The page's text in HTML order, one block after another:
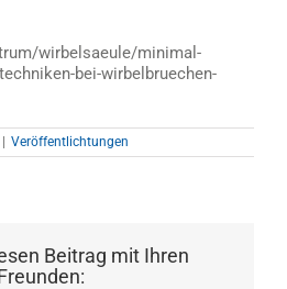
wirbelsaeule/minimal-
bei-wirbelbruechen-
| Veröffentlichtungen
Beitrag mit Ihren